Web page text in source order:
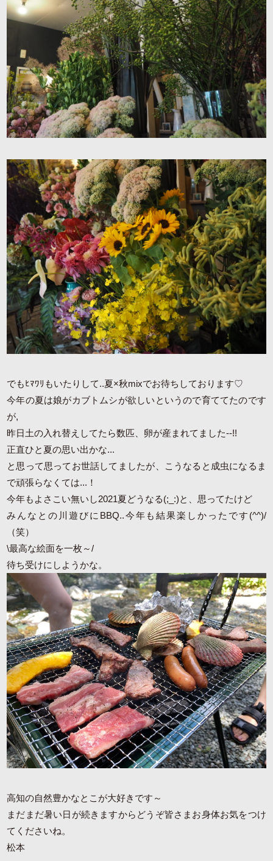
でもﾋﾏﾜﾘもいたりして..夏×秋mixでお待ちしております♡
今年の夏は娘がカブトムシが欲しいというので育ててたのです
が,
昨日土の入れ替えしてたら数匹、卵が産まれてました--!!
正直ひと夏の思い出かな...
と思って思ってお世話してましたが、こうなると成虫になるま
で頑張らなくては...！
今年もよさこい無いし2021夏どうなる(;_:)と、思ってたけど
みんなとの川遊びにBBQ..今年も結果楽しかったです(^^)/
（笑）
\最高な絵面を一枚～/
待ち受けにしようかな。
高知の自然豊かなとこが大好きです～
まだまだ暑い日が続きますからどうぞ皆さまお身体お気をつけ
てくださいね。
松本